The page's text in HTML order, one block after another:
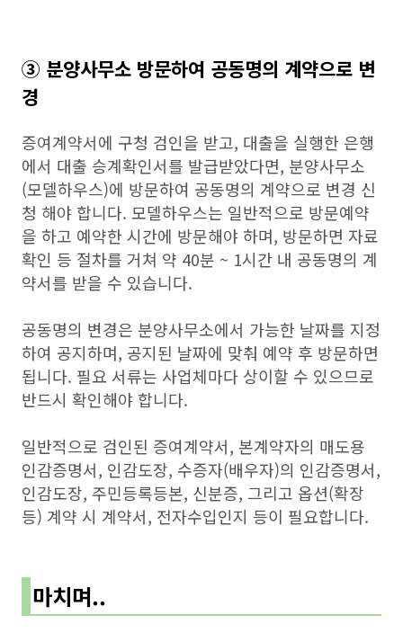
③ 분양사무소 방문하여 공동명의 계약으로 변
경
증여계약서에 구청 검인을 받고, 대출을 실행한 은행
에서 대출 승계확인서를 발급받았다면, 분양사무소
(모델하우스)에 방문하여 공동명의 계약으로 변경 신
청 해야 합니다. 모델하우스는 일반적으로 방문예약
을 하고 예약한 시간에 방문해야 하며, 방문하면 자료
확인 등 절차를 거쳐 약 40분 ~ 1시간 내 공동명의 계
약서를 받을 수 있습니다.
공동명의 변경은 분양사무소에서 가능한 날짜를 지정
하여 공지하며, 공지된 날짜에 맞춰 예약 후 방문하면
됩니다. 필요 서류는 사업체마다 상이할 수 있으므로
반드시 확인해야 합니다.
일반적으로 검인된 증여계약서, 본계약자의 매도용
인감증명서, 인감도장, 수증자(배우자)의 인감증명서,
인감도장, 주민등록등본, 신분증, 그리고 옵션(확장
등) 계약 시 계약서, 전자수입인지 등이 필요합니다.
마치며..